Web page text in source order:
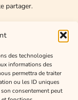
des technologies
informations des
permettra de traiter
ou les ID uniques
consentement peut
partager.
Lexee